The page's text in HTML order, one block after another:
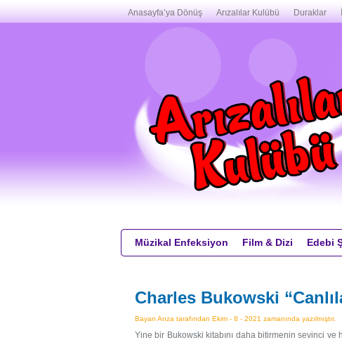
Anasayfa’ya Dönüş Arızalılar Kulübü Duraklar
Müzikal Enfeksiyon Film & Dizi Edebi
Charles Bukowski
Bayan Arıza tarafından Ekim - 8 - 2021 zamanında yazılmıştır.
Yine bir Bukowski kitabını daha bitirmenin sevinci ve